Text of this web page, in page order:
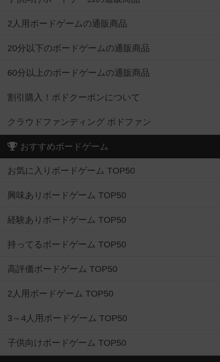
2人用ボードゲームの通販商品
20分以下のボードゲームの通販商品
60分以上のボードゲームの通販商品
割引購入！ボドクーポンについて
クラウドファンディング ボドファン
おすすめボードゲーム
お気に入りボードゲーム TOP50
興味ありボードゲーム TOP50
経験ありボードゲーム TOP50
持ってるボードゲーム TOP50
高評価ボードゲーム TOP50
2人用ボードゲーム TOP50
3～4人用ボードゲーム TOP50
子供向けボードゲーム TOP50